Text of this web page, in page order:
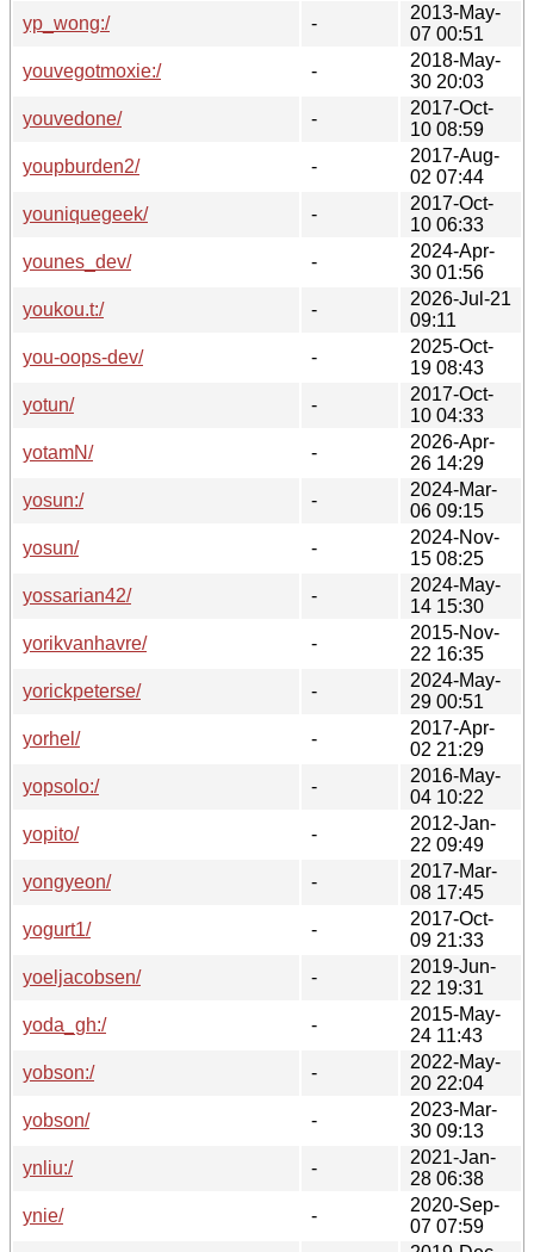
yp_wong:/
-
2013-May-
07 00:51
youvegotmoxie:/
-
2018-May-
30 20:03
youvedone/
-
2017-Oct-
10 08:59
youpburden2/
-
2017-Aug-
02 07:44
youniquegeek/
-
2017-Oct-
10 06:33
younes_dev/
-
2024-Apr-
30 01:56
youkou.t:/
-
2026-Jul-21
09:11
you-oops-dev/
-
2025-Oct-
19 08:43
yotun/
-
2017-Oct-
10 04:33
yotamN/
-
2026-Apr-
26 14:29
yosun:/
-
2024-Mar-
06 09:15
yosun/
-
2024-Nov-
15 08:25
yossarian42/
-
2024-May-
14 15:30
yorikvanhavre/
-
2015-Nov-
22 16:35
yorickpeterse/
-
2024-May-
29 00:51
yorhel/
-
2017-Apr-
02 21:29
yopsolo:/
-
2016-May-
04 10:22
yopito/
-
2012-Jan-
22 09:49
yongyeon/
-
2017-Mar-
08 17:45
yogurt1/
-
2017-Oct-
09 21:33
yoeljacobsen/
-
2019-Jun-
22 19:31
yoda_gh:/
-
2015-May-
24 11:43
yobson:/
-
2022-May-
20 22:04
yobson/
-
2023-Mar-
30 09:13
ynliu:/
-
2021-Jan-
28 06:38
ynie/
-
2020-Sep-
07 07:59